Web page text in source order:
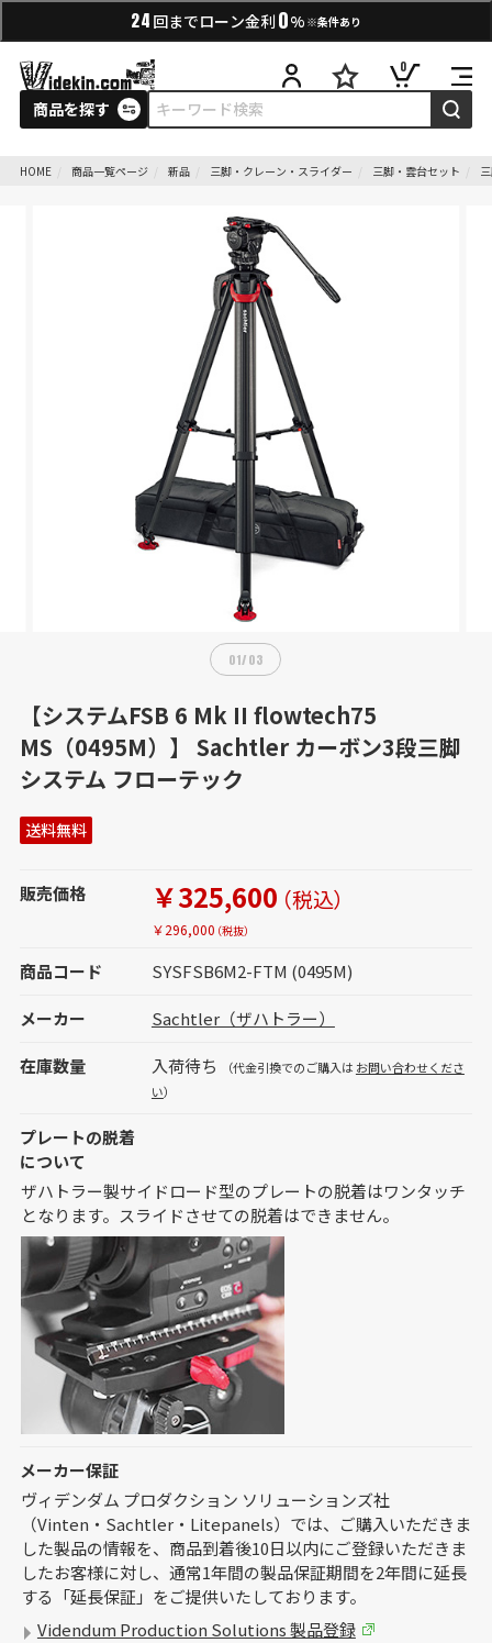
24 回までローン金利 0% ※条件あり
商品を探す
0
HOME 商品一覧ページ 新品 三脚・クレーン・スライダー 三脚・雲台セット
01/03
【システムFSB 6 Mk II flowtech75
MS（0495M）】 Sachtler カーボン3段三脚
システム フローテック
送料無料
販売価格 ￥325,600 （税込）
￥296,000 （税抜）
商品コード SYSFSB6M2-FTM (0495M)
メーカー Sachtler（ザハトラー）
在庫数量 入荷待ち （代金引換でのご購入は お問い合わせくださ
い）
プレートの脱着
について
ザハトラー製サイドロード型のプレートの脱着はワンタッチ
となります。スライドさせての脱着はできません。
メーカー保証
ヴィデンダム プロダクション ソリューションズ社
（Vinten・Sachtler・Litepanels）では、ご購入いただきま
した製品の情報を、商品到着後10日以内にご登録いただきま
したお客様に対し、通常1年間の製品保証期間を2年間に延長
する「延長保証」をご提供いたしております。
Videndum Production Solutions 製品登録